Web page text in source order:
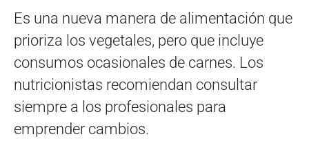
Es una nueva manera de alimentación que
prioriza los vegetales, pero que incluye
consumos ocasionales de carnes. Los
nutricionistas recomiendan consultar
siempre a los profesionales para
emprender cambios.